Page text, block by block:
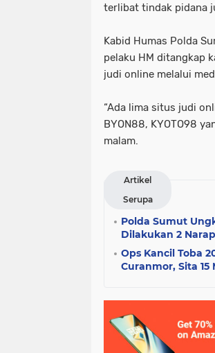
terlibat tindak pidana
Kabid Humas Polda
pelaku HM ditangkap
judi online melalui
“Ada lima situs judi
BYON88, KYOTO98
malam.
Artikel
Serupa
Polda Sumut
Dilakukan 2
Ops Kancil Toba
Curanmor, Sita 15